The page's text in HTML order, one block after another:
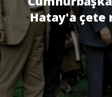
Hatay'a çete